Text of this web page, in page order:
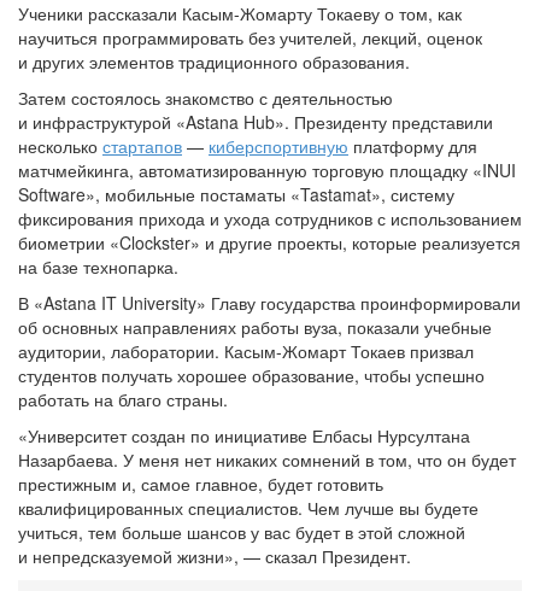
Ученики рассказали Касым-Жомарту Токаеву о том, как
научиться программировать без учителей, лекций, оценок
и других элементов традиционного образования.
Затем состоялось знакомство с деятельностью
и инфраструктурой «Astana Hub». Президенту представили
несколько стартапов — киберспортивную платформу для
матчмейкинга, автоматизированную торговую площадку «INUI
Software», мобильные постаматы «Tastamat», систему
фиксирования прихода и ухода сотрудников с использованием
биометрии «Clockster» и другие проекты, которые реализуется
на базе технопарка.
В «Astana IT University» Главу государства проинформировали
об основных направлениях работы вуза, показали учебные
аудитории, лаборатории. Касым-Жомарт Токаев призвал
студентов получать хорошее образование, чтобы успешно
работать на благо страны.
«Университет создан по инициативе Елбасы Нурсултана
Назарбаева. У меня нет никаких сомнений в том, что он будет
престижным и, самое главное, будет готовить
квалифицированных специалистов. Чем лучше вы будете
учиться, тем больше шансов у вас будет в этой сложной
и непредсказуемой жизни», — сказал Президент.